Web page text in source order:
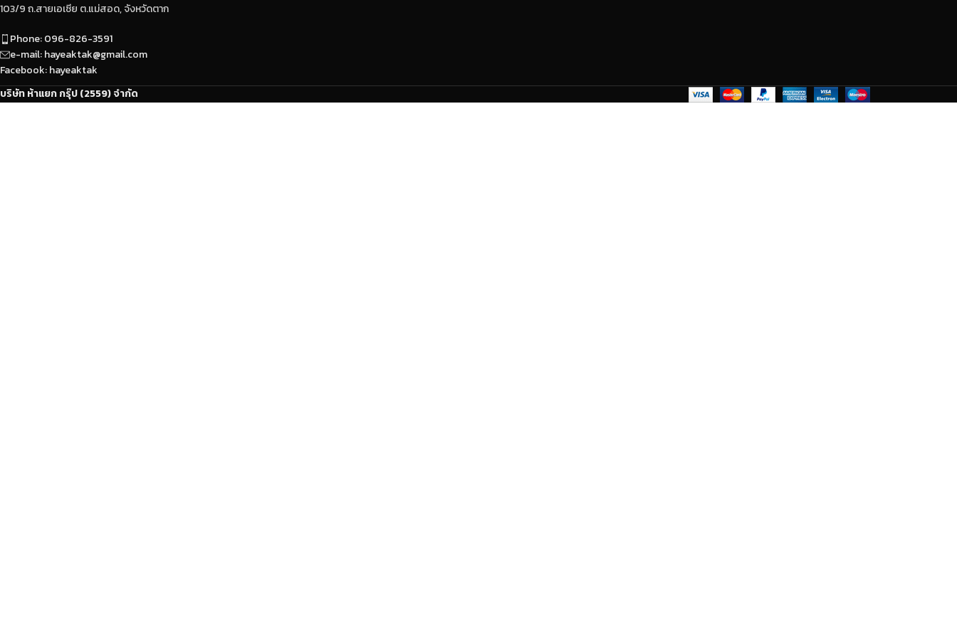
103/9 ถ.สายเอเซีย ต.แม่สอด, จังหวัดตาก
Phone: 096-826-3591
e-mail: hayeaktak@gmail.com
Facebook: hayeaktak
บริษัท ห้าแยก กรุ๊ป (2559) จำกัด